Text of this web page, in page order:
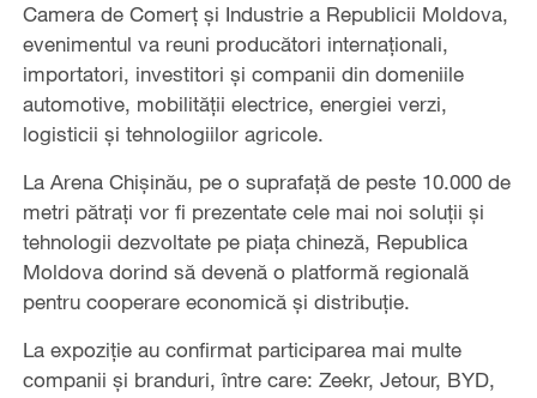
Camera de Comerț și Industrie a Republicii Moldova,
evenimentul va reuni producători internaționali,
importatori, investitori și companii din domeniile
automotive, mobilității electrice, energiei verzi,
logisticii și tehnologiilor agricole.
​La Arena Chișinău, pe o suprafață de peste 10.000 de
metri pătrați vor fi prezentate cele mai noi soluții și
tehnologii dezvoltate pe piața chineză, Republica
Moldova dorind să devenă o platformă regională
pentru cooperare economică și distribuție.
La expoziție au confirmat participarea mai multe
companii și branduri, între care: Zeekr, Jetour, BYD,